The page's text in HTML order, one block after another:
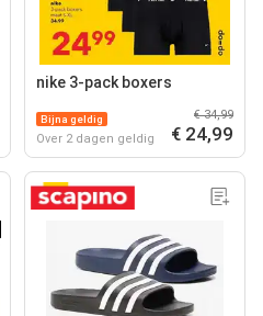
nike 3-pack boxers
Bijna geldig
Over 2 dagen geldig
€ 34,99
€ 24,99